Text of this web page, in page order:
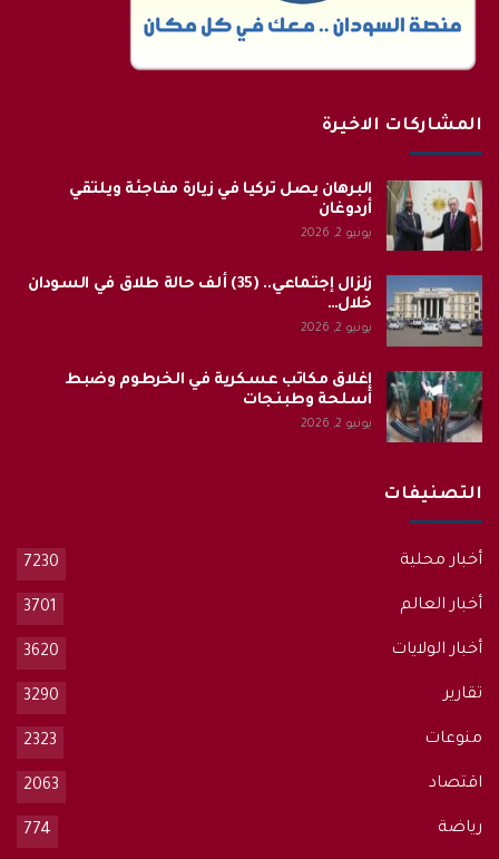
المشاركات الاخيرة
البرهان يصل تركيا في زيارة مفاجئة ويلتقي
أردوغان
يونيو 2, 2026
زلزال إجتماعي.. (35) ألف حالة طلاق في السودان
خلال…
يونيو 2, 2026
إغلاق مكاتب عسكرية في الخرطوم وضبط
أسلحة وطبنجات
يونيو 2, 2026
التصنيفات
أخبار محلية 7230
أخبار العالم 3701
أخبار الولايات 3620
تقارير 3290
منوعات 2323
اقتصاد 2063
رياضة 774